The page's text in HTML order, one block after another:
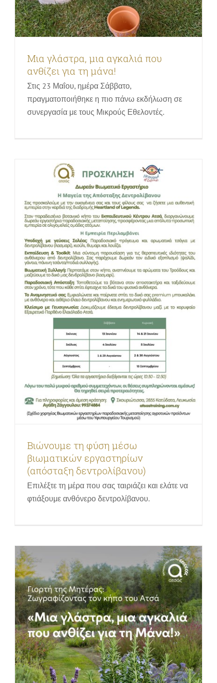
Μια γλάστρα, μια αγκαλιά που
ανθίζει για τη μάνα!
Στις 23 Μαΐου, ημέρα Σάββατο,
πραγματοποιήθηκε η πιο πάνω εκδήλωση σε
συνεργασία με τους Μικρούς Εθελοντές.
εργαστηρίων (απόσταξη
δεντρολίβανου)
ξεναγήσεις στον βοτανικό κήπο | Οικογένειες & Παιδιά
Νέες Εκδηλώσεις
Σεμινάρια, ενημερωτικές παρουσιάσεις
& εκδηλώσεις | Ευρύ Κοινό
Βιώνουμε τη φύση μέσω
βιωματικών εργαστηρίων
(απόσταξη δεντρολίβανου)
Επιλέξτε τη μέρα που σας ταιριάζει και ελάτε να
φτιάξουμε ανθόνερο δεντρολίβανου.
Μια γλάστρα, μια αγκαλιά που ανθίζει
Εκπαιδευτικά προγράμματα, δραστηριότητες &
ξεναγήσεις στον βοτανικό κήπο | Οικογένειες & Παιδιά
Σεμινάρια, ενημερωτικές παρουσιάσεις & εκδηλώσεις |
Ευρύ Κοινό